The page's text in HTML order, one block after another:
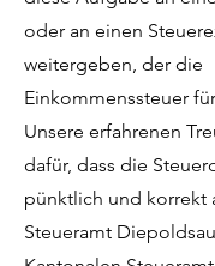
oder an einen
weitergeben, der die
Einkommenssteuer
Unsere erfahrenen
dafür, dass die
pünktlich und korrekt
Steueramt